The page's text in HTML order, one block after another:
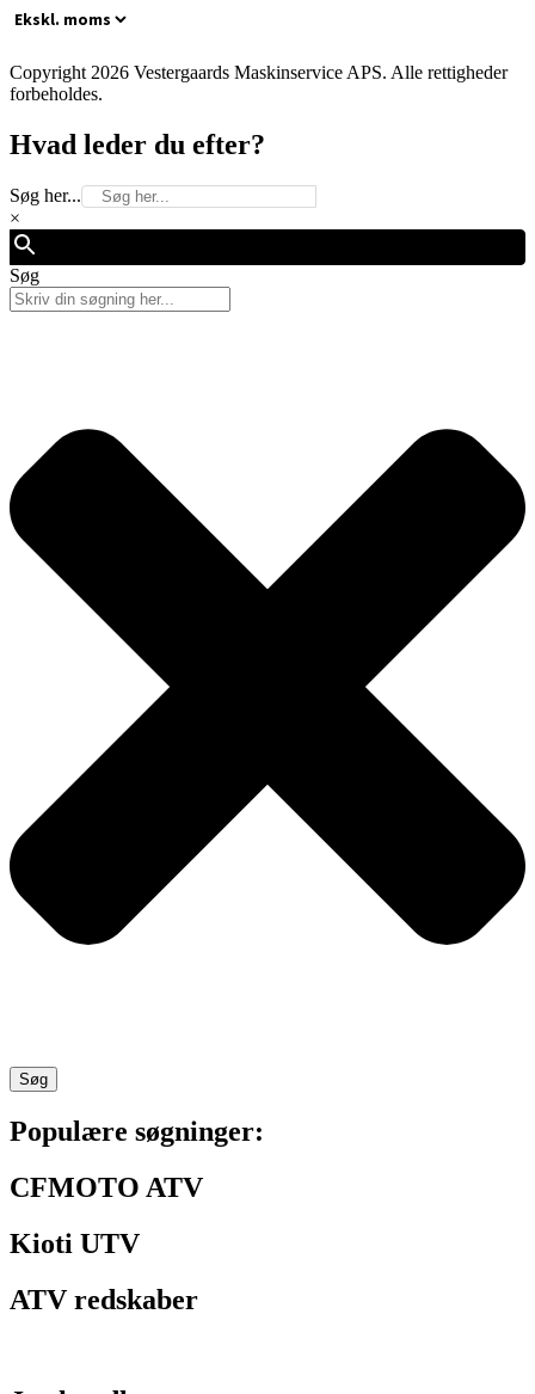
Copyright 2026 Vestergaards Maskinservice APS. Alle rettigheder
forbeholdes.
Hvad leder du efter?
Søg her...
×
Søg
Søg
Populære søgninger:
CFMOTO ATV
Kioti UTV
ATV redskaber